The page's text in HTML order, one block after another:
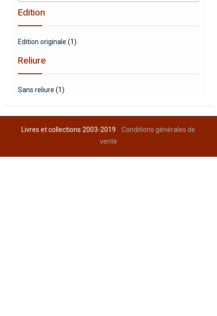
Edition
Edition originale (1)
Reliure
Sans reliure (1)
Livres et collections 2003-2019Conditions générales de
vente